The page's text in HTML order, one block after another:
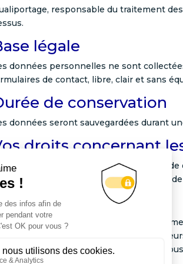
responsable du traitement
légale
données personnelles ne sont
de contact, libre, clair et sans
de conservation
données seront sauvegardées durant
droits concernant
avez le droit de consultation,
votre consentement au traitement de
des données
informations vous concernant,
division territoriale vers des
diffère de celle du territoire où